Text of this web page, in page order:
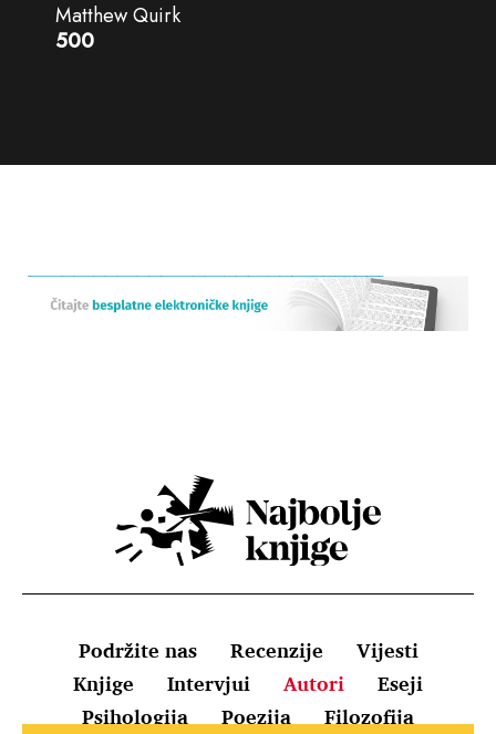
Matthew Quirk
500
Podržite nas Recenzije
Vijesti
Knjige
Intervjui Autori
Eseji
Psihologija
Poezija Filozofija